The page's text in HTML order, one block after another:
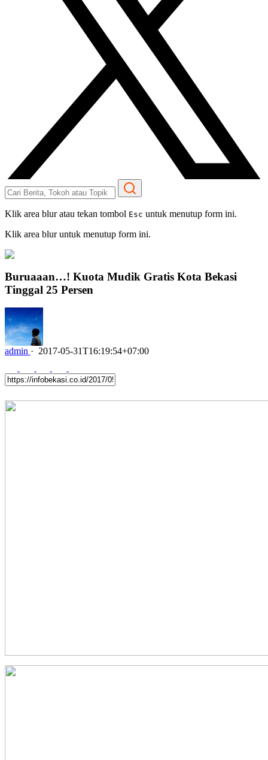
Klik area blur atau tekan tombol Esc untuk menutup form ini.
Klik area blur untuk menutup form ini.
Buruaaan…! Kuota Mudik Gratis Kota Bekasi
Tinggal 25 Persen
admin · 2017-05-31T16:19:54+07:00